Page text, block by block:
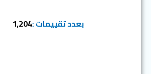
بعدد تقييمات :1,204